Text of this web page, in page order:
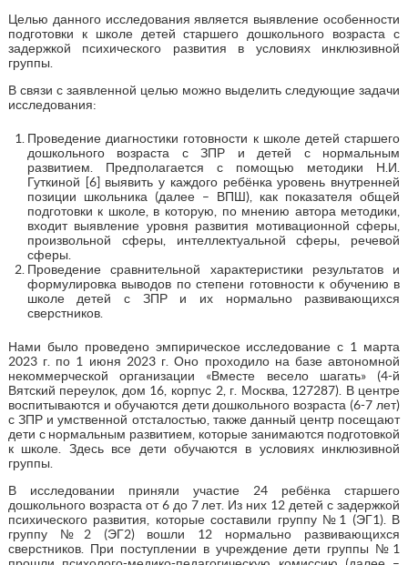
Целью данного исследования является выявление особенности
подготовки к школе детей старшего дошкольного возраста с
задержкой психического развития в условиях инклюзивной
группы.
В связи с заявленной целью можно выделить следующие задачи
исследования:
Проведение диагностики готовности к школе детей старшего
дошкольного возраста с ЗПР и детей с нормальным
развитием. Предполагается с помощью методики Н.И.
Гуткиной [6] выявить у каждого ребёнка уровень внутренней
позиции школьника (далее – ВПШ), как показателя общей
подготовки к школе, в которую, по мнению автора методики,
входит выявление уровня развития мотивационной сферы,
произвольной сферы, интеллектуальной сферы, речевой
сферы.
Проведение сравнительной характеристики результатов и
формулировка выводов по степени готовности к обучению в
школе детей с ЗПР и их нормально развивающихся
сверстников.
Нами было проведено эмпирическое исследование с 1 марта
2023 г. по 1 июня 2023 г. Оно проходило на базе автономной
некоммерческой организации «Вместе весело шагать» (4-й
Вятский переулок, дом 16, корпус 2, г. Москва, 127287). В центре
воспитываются и обучаются дети дошкольного возраста (6-7 лет)
с ЗПР и умственной отсталостью, также данный центр посещают
дети с нормальным развитием, которые занимаются подготовкой
к школе. Здесь все дети обучаются в условиях инклюзивной
группы.
В исследовании приняли участие 24 ребёнка старшего
дошкольного возраста от 6 до 7 лет. Из них 12 детей с задержкой
психического развития, которые составили группу №1 (ЭГ1). В
группу №2 (ЭГ2) вошли 12 нормально развивающихся
сверстников. При поступлении в учреждение дети группы №1